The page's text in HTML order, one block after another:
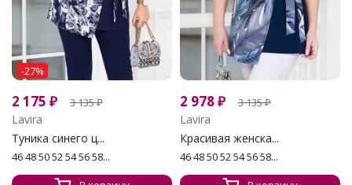
-27%
2 175 ₽ 3 135₽
Lavira
Туника синего ц...
46 48 50 52 54 56 58...
2 978₽ 3 135₽
Lavira
Красивая женска...
46 48 50 52 54 56 58...